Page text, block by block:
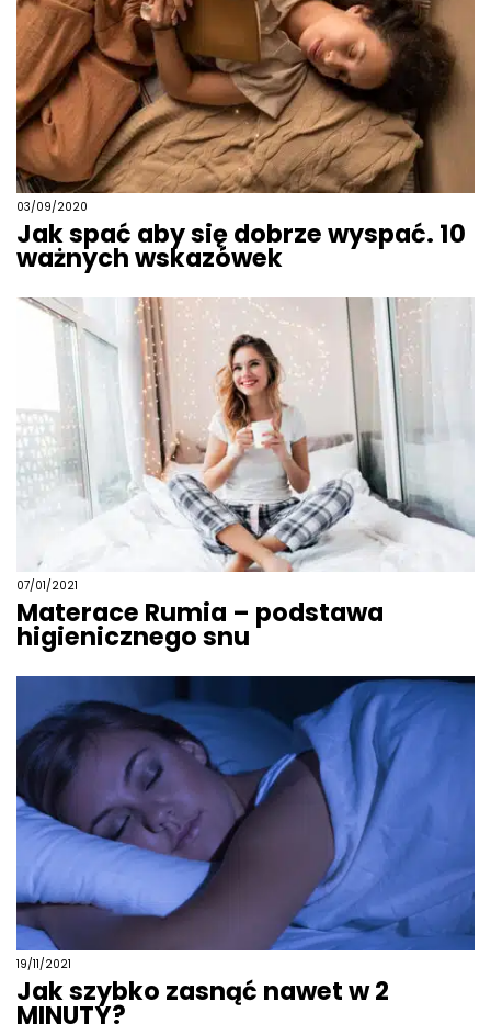
03/09/2020
Jak spać aby się dobrze wyspać. 10
ważnych wskazówek
07/01/2021
Materace Rumia – podstawa
higienicznego snu
19/11/2021
Jak szybko zasnąć nawet w 2
MINUTY?